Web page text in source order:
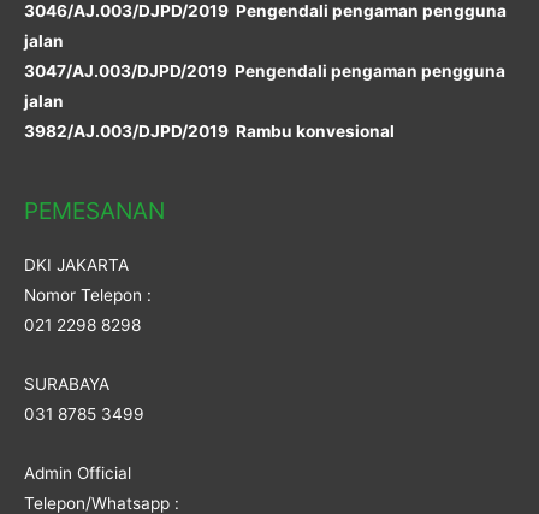
3046/AJ.003/DJPD/2019 Pengendali pengaman pengguna
jalan
3047/AJ.003/DJPD/2019 Pengendali pengaman pengguna
jalan
3982/AJ.003/DJPD/2019 Rambu konvesional
PEMESANAN
DKI JAKARTA
Nomor Telepon :
021 2298 8298
SURABAYA
031 8785 3499
Admin Official
Telepon/Whatsapp :